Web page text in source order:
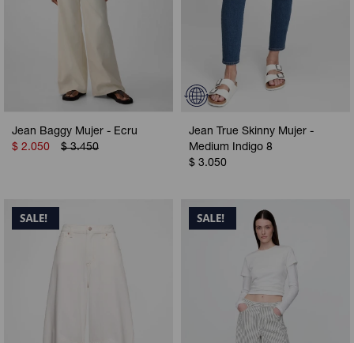
Jean Baggy Mujer - Ecru
$ 2.050 $ 3.450
Jean True Skinny Mujer -
Medium Indigo 8
$ 3.050